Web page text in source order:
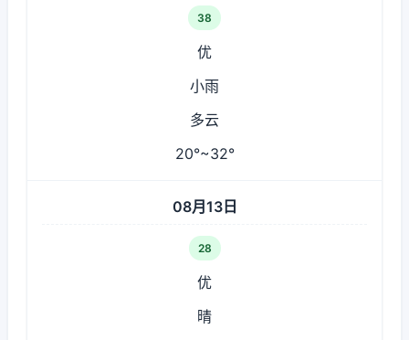
38
优
小雨
多云
20°~32°
08月13日
28
优
晴